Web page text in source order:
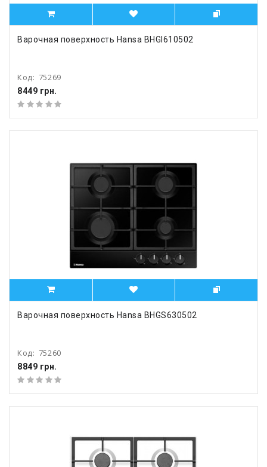
Варочная поверхность Hansa BHGI610502
Код: 75269
8449 грн.
Варочная поверхность Hansa BHGS630502
Код: 75260
8849 грн.